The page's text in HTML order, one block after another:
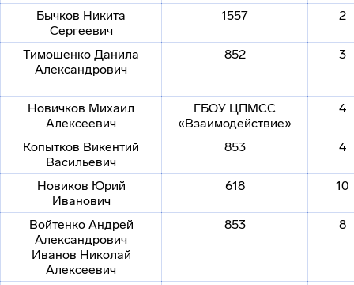
Бычков Никита
Сергеевич
1557 2
Тимошенко Данила
Александрович
852 3
Новичков Михаил
Алексеевич
ГБОУ ЦПМСС
«Взаимодействие»
4
Копытков Викентий
Васильевич
853 4
Новиков Юрий
Иванович
618 10
Войтенко Андрей
Александрович
Иванов Николай
Алексеевич
853 8